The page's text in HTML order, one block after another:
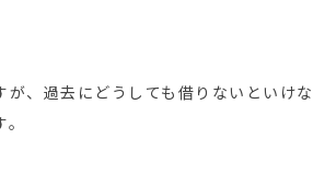
、過去にどうしても借りないといけな